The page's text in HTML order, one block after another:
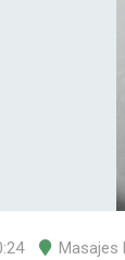
Masajes